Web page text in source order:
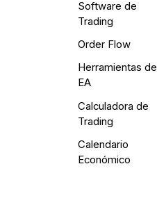
Software de
Trading
Order Flow
Herramientas de
EA
Calculadora de
Trading
Calendario
Económico